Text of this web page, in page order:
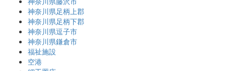
神奈川県足柄上郡
神奈川県足柄下郡
神奈川県逗子市
神奈川県鎌倉市
福祉施設
空港